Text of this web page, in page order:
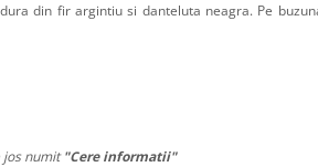
din fir argintiu si danteluta neagra. Pe
jos numit"Cere informatii"